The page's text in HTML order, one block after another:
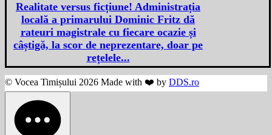
Realitate versus ficțiune! Administrația
locală a primarului Dominic Fritz dă
rateuri magistrale cu fiecare ocazie și
câștigă, la scor de neprezentare, doar pe
rețelele...
© Vocea Timișului 2026 Made with ❤️ by DDS.ro